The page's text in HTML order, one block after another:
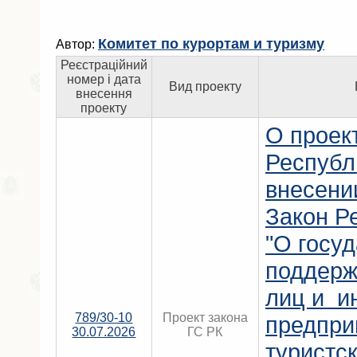
Автор: Комитет по курортам и туризму
Реєстраційний
номер і дата
внесення
проекту
Вид проекту
789/30-10
30.07.2026
Проект закона
ГС РК
О
Закон
"О
лиц и